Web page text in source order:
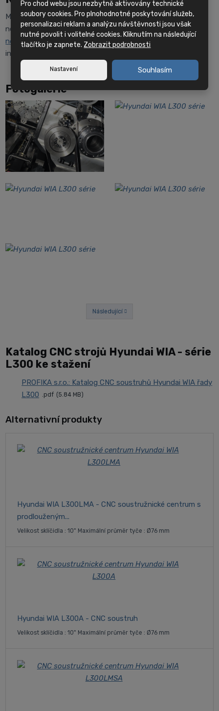
Máte-li zájem o nezávaznou nabídku tohoto stroje,
neváhejte využít náškontaktní formulářnebokontaktovat
některého z našich prodejců. Rádi Vám poskytnou veškeré
informace a odpoví na Vaše dotazy.
Fotogalerie
Následující
Katalog CNC strojů Hyundai WIA - série
L300 ke stažení
PROFIKA s.r.o.: Katalog CNC soustruhů Hyundai WIA řady
L300
pdf 5.84 MB
Alternativní produkty
Hyundai WIA L300LMA - CNC soustružnické centrum s
prodlouženým...
Velikost sklíčidla : 10" Maximální průměr tyče : Ø76 mm
Hyundai WIA L300A - CNC soustruh
Velikost sklíčidla : 10" Maximální průměr tyče : Ø76 mm
Pro chod webu jsou nezbytně aktivovány technické
soubory cookies. Pro plnohodnotné poskytování služeb,
personalizaci reklam a analýzu návštěvnosti jsou však
nutné povolit i volitelné cookies. Kliknutím na následující
tlačítko je zapnete. Zobrazit podrobnosti
Nastavení Souhlasím